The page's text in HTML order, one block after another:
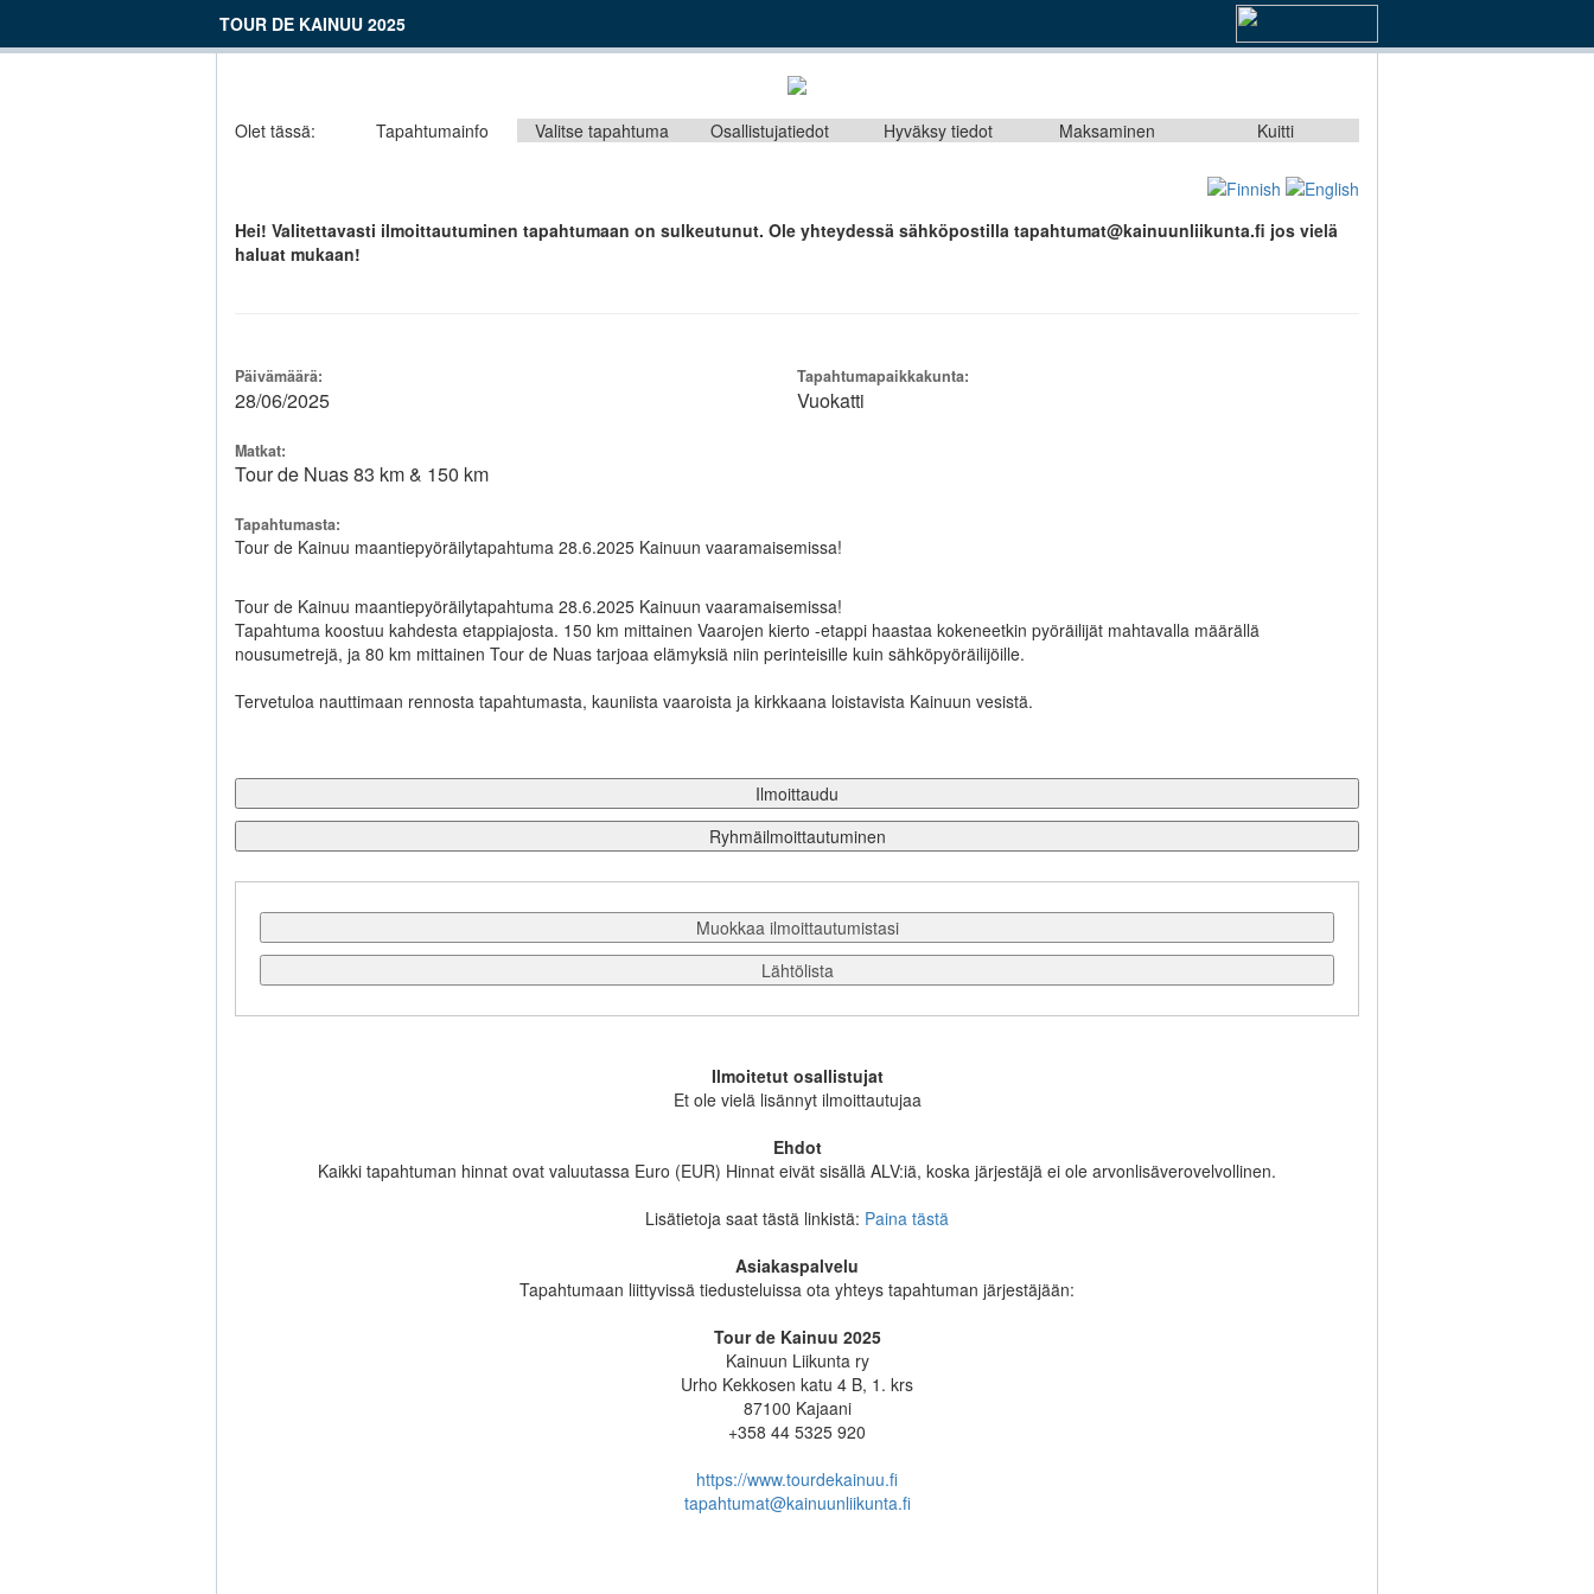
TOUR DE KAINUU 2025
Olet tässä: Tapahtumainfo Valitse tapahtuma Osallistujatiedot Hyväksy tiedot Maksaminen Kuitti
Hei! Valitettavasti ilmoittautuminen tapahtumaan on sulkeutunut. Ole yhteydessä sähköpostilla tapahtumat@kainuunliikunta.fi jos vielä
haluat mukaan!
Päivämäärä:
28/06/2025
Tapahtumapaikkakunta:
Vuokatti
Matkat:
Tour de Nuas 83 km & 150 km
Tapahtumasta:
Tour de Kainuu maantiepyöräilytapahtuma 28.6.2025 Kainuun vaaramaisemissa!
Tour de Kainuu maantiepyöräilytapahtuma 28.6.2025 Kainuun vaaramaisemissa!
Tapahtuma koostuu kahdesta etappiajosta. 150 km mittainen Vaarojen kierto -etappi haastaa kokeneetkin pyöräilijät mahtavalla määrällä
nousumetrejä, ja 80 km mittainen Tour de Nuas tarjoaa elämyksiä niin perinteisille kuin sähköpyöräilijöille.
Tervetuloa nauttimaan rennosta tapahtumasta, kauniista vaaroista ja kirkkaana loistavista Kainuun vesistä.
Ilmoittaudu
Ryhmäilmoittautuminen
Muokkaa ilmoittautumistasi
Lähtölista
Ilmoitetut osallistujat
Et ole vielä lisännyt ilmoittautujaa
Ehdot
Kaikki tapahtuman hinnat ovat valuutassa Euro (EUR) Hinnat eivät sisällä ALV:iä, koska järjestäjä ei ole arvonlisäverovelvollinen.
Lisätietoja saat tästä linkistä: Paina tästä
Asiakaspalvelu
Tapahtumaan liittyvissä tiedusteluissa ota yhteys tapahtuman järjestäjään:
Tour de Kainuu 2025
Kainuun Liikunta ry
Urho Kekkosen katu 4 B, 1. krs
87100 Kajaani
+358 44 5325 920
https://www.tourdekainuu.fi
tapahtumat@kainuunliikunta.fi